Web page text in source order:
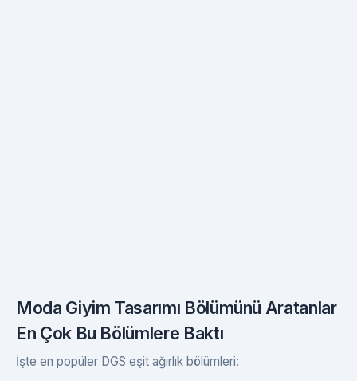
Moda Giyim Tasarımı Bölümünü Aratanlar
En Çok Bu Bölümlere Baktı
İşte en popüler DGS eşit ağırlık bölümleri: